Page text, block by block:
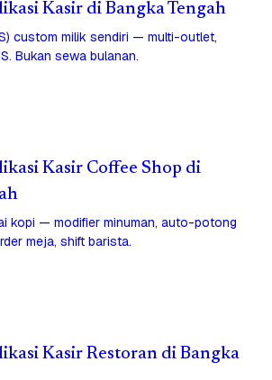
Kasir di Bangka Tengah
custom milik sendiri — multi-outlet,
Bukan sewa bulanan.
Kasir Coffee Shop di
kopi — modifier minuman, auto-potong
meja, shift barista.
Kasir Restoran di Bangka